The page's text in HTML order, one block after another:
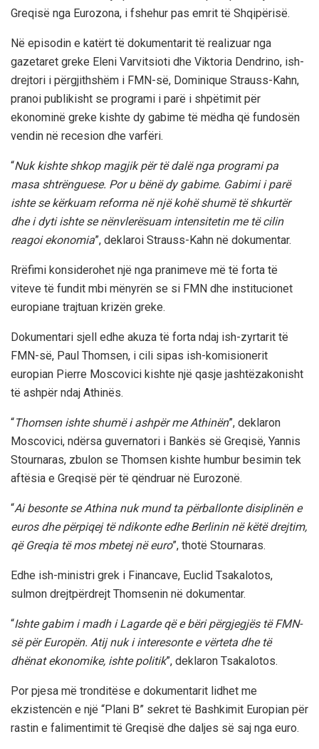
Greqisë nga Eurozona, i fshehur pas emrit të Shqipërisë.
Në episodin e katërt të dokumentarit të realizuar nga
gazetaret greke Eleni Varvitsioti dhe Viktoria Dendrino, ish-
drejtori i përgjithshëm i FMN-së, Dominique Strauss-Kahn,
pranoi publikisht se programi i parë i shpëtimit për
ekonominë greke kishte dy gabime të mëdha që fundosën
vendin në recesion dhe varfëri.
“Nuk kishte shkop magjik për të dalë nga programi pa
masa shtrënguese. Por u bënë dy gabime. Gabimi i parë
ishte se kërkuam reforma në një kohë shumë të shkurtër
dhe i dyti ishte se nënvlerësuam intensitetin me të cilin
reagoi ekonomia”, deklaroi Strauss-Kahn në dokumentar.
Rrëfimi konsiderohet një nga pranimeve më të forta të
viteve të fundit mbi mënyrën se si FMN dhe institucionet
europiane trajtuan krizën greke.
Dokumentari sjell edhe akuza të forta ndaj ish-zyrtarit të
FMN-së, Paul Thomsen, i cili sipas ish-komisionerit
europian Pierre Moscovici kishte një qasje jashtëzakonisht
të ashpër ndaj Athinës.
“Thomsen ishte shumë i ashpër me Athinën”, deklaron
Moscovici, ndërsa guvernatori i Bankës së Greqisë, Yannis
Stournaras, zbulon se Thomsen kishte humbur besimin tek
aftësia e Greqisë për të qëndruar në Eurozonë.
“Ai besonte se Athina nuk mund ta përballonte disiplinën e
euros dhe përpiqej të ndikonte edhe Berlinin në këtë drejtim,
që Greqia të mos mbetej në euro”, thotë Stournaras.
Edhe ish-ministri grek i Financave, Euclid Tsakalotos,
sulmon drejtpërdrejt Thomsenin në dokumentar.
“Ishte gabim i madh i Lagarde që e bëri përgjegjës të FMN-
së për Europën. Atij nuk i interesonte e vërteta dhe të
dhënat ekonomike, ishte politik”, deklaron Tsakalotos.
Por pjesa më tronditëse e dokumentarit lidhet me
ekzistencën e një “Plani B” sekret të Bashkimit Europian për
rastin e falimentimit të Greqisë dhe daljes së saj nga euro.